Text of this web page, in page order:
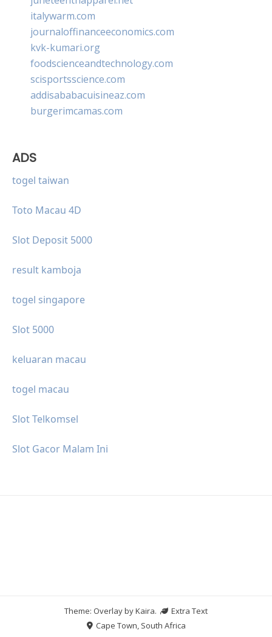
italywarm.com
journaloffinanceeconomics.com
kvk-kumari.org
foodscienceandtechnology.com
scisportsscience.com
addisababacuisineaz.com
burgerimcamas.com
ADS
togel taiwan
Toto Macau 4D
Slot Deposit 5000
result kamboja
togel singapore
Slot 5000
keluaran macau
togel macau
Slot Telkomsel
Slot Gacor Malam Ini
Theme: Overlay byKaira.
Extra Text
Cape Town, South Africa